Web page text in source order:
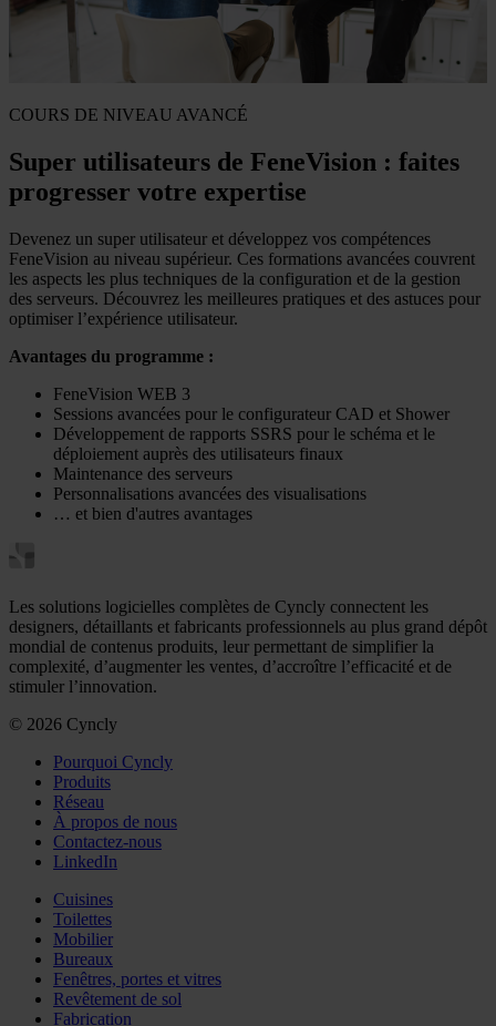
COURS DE NIVEAU AVANCÉ
Super utilisateurs de FeneVision : faites
progresser votre expertise
Devenez un super utilisateur et développez vos compétences
FeneVision au niveau supérieur. Ces formations avancées couvrent
les aspects les plus techniques de la configuration et de la gestion
des serveurs. Découvrez les meilleures pratiques et des astuces pour
optimiser l’expérience utilisateur.
Avantages du programme :
FeneVision WEB 3
Sessions avancées pour le configurateur CAD et Shower
Développement de rapports SSRS pour le schéma et le
déploiement auprès des utilisateurs finaux
Maintenance des serveurs
Personnalisations avancées des visualisations
… et bien d'autres avantages
Les solutions logicielles complètes de Cyncly connectent les
designers, détaillants et fabricants professionnels au plus grand dépôt
mondial de contenus produits, leur permettant de simplifier la
complexité, d’augmenter les ventes, d’accroître l’efficacité et de
stimuler l’innovation.
© 2026 Cyncly
Pourquoi Cyncly
Produits
Réseau
À propos de nous
Contactez-nous
LinkedIn
Cuisines
Toilettes
Mobilier
Bureaux
Fenêtres, portes et vitres
Revêtement de sol
Fabrication